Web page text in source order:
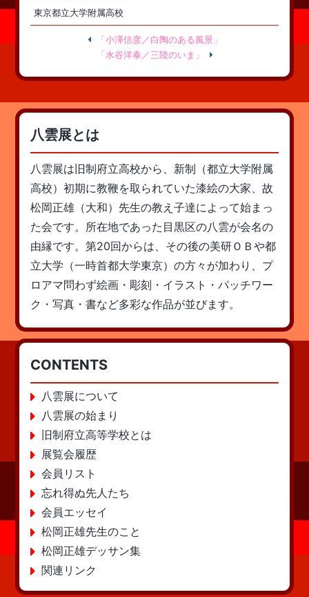
東京都立大学附属高校
「小澤信彦／白陶のある風景」
「水谷洋泰／三陸のいま」
八雲展とは
八雲展は旧制府立高校から、新制（都立大学附属
高校）初期に教鞭を取られていた漆絵の大家、故
松岡正雄（大和）先生の教え子達によって始まっ
た会です。所在地であった目黒区の八雲が会名の
由縁です。第20回からは、その後の美研ＯＢや都
立大学（一時首都大学東京）の方々が加わり、プ
ロアマ問わず絵画・彫刻・イラスト・パッチワー
ク・写真・書など多彩な作品が並びます。
CONTENTS
八雲展について
八雲展の始まり
旧制府立高等学校とは
展覧会履歴
会員リスト
忘れ得ぬ先人たち
会員エッセイ
松岡正雄先生のこと
松岡正雄デッサン集
関連リンク